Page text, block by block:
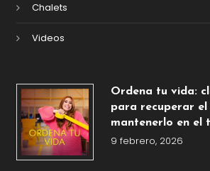
Chalets
Videos
Ordena tu vida:
para recuperar el
mantenerlo en el
9 febrero, 2026